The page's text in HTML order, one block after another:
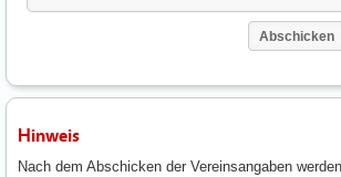
Hinweis
Nach dem Abschicken der Vereinsangaben